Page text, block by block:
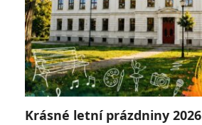
Krásné letní prázdniny 2026